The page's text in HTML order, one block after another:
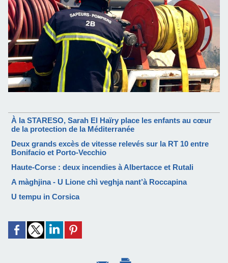
À la STARESO, Sarah El Haïry place les enfants au cœur
de la protection de la Méditerranée
Deux grands excès de vitesse relevés sur la RT 10 entre
Bonifacio et Porto-Vecchio
Haute-Corse : deux incendies à Albertacce et Rutali
A màghjina - U Lione chì veghja nant’à Roccapina
U tempu in Corsica